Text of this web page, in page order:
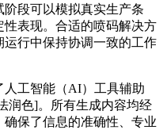
段可以模拟真实生产条
表现。合适的喷码解决方
行中保持协调一致的工作
工智能（AI）工具辅助
润色]。所有生成内容均经
保了信息的准确性、专业